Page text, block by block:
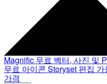
Magnific 무료 벡터, 사진 및
무료 아이콘 Storyset 편집
가격